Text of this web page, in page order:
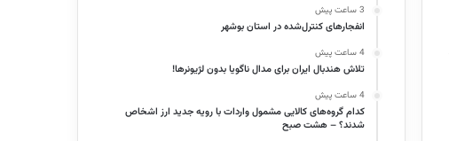
3 ساعت پیش
انفجارهای کنترل‌شده در استان بوشهر
4 ساعت پیش
تلاش هندبال ایران برای مدال ناگویا بدون لژیونرها!
4 ساعت پیش
کدام گروه‌های کالایی مشمول واردات با رویه جدید ارز اشخاص
شدند؟ – هشت صبح